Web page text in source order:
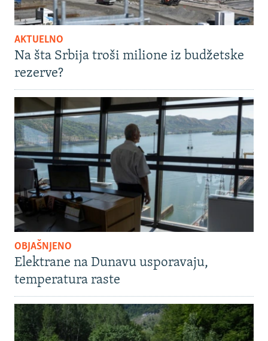
AKTUELNO
Na šta Srbija troši milione iz budžetske
rezerve?
OBJAŠNJENO
Elektrane na Dunavu usporavaju,
temperatura raste